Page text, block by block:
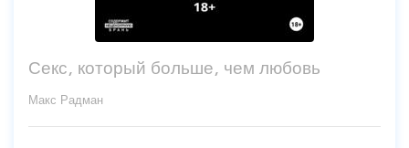
Секс, который больше, чем любовь
Макс Радман